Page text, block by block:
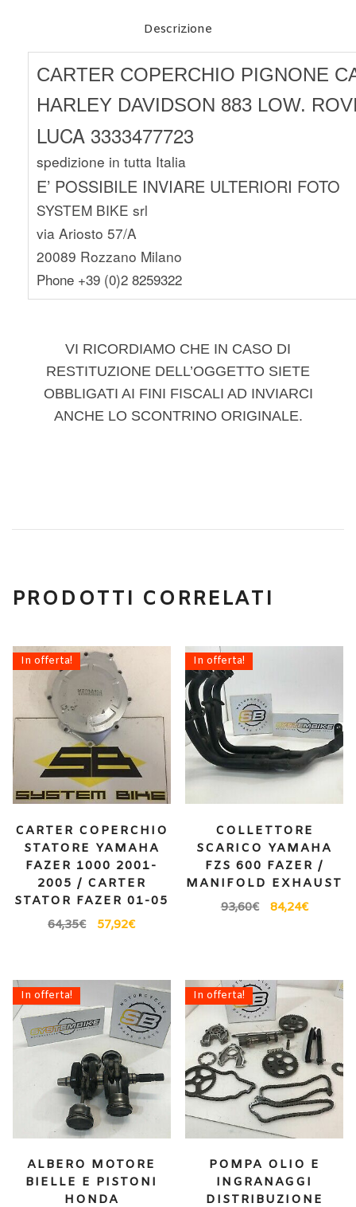
Descrizione
CARTER COPERCHIO PIGNONE
HARLEY DAVIDSON 883 LOW.
LUCA 3333477723
spedizione in tutta Italia
E’ POSSIBILE INVIARE ULTERIORI FOTO
SYSTEM BIKE srl
via Ariosto 57/A
20089 Rozzano Milano
Phone +39 (0)2 8259322
VI RICORDIAMO CHE IN CASO DI
RESTITUZIONE DELL’OGGETTO SIETE
OBBLIGATI AI FINI FISCALI AD INVIARCI
ANCHE LO SCONTRINO ORIGINALE.
PRODOTTI CORRELATI
In offerta!
CARTER COPERCHIO
STATORE YAMAHA
FAZER 1000 2001-
2005 / CARTER
STATOR FAZER 01-05
64,35€ 57,92€
In offerta!
COLLETTORE
SCARICO YAMAHA
FZS 600 FAZER /
MANIFOLD EXHAUST
93,60€ 84,24€
In offerta!
ALBERO MOTORE
BIELLE E PISTONI
HONDA
In offerta!
POMPA OLIO E
INGRANAGGI
DISTRIBUZIONE